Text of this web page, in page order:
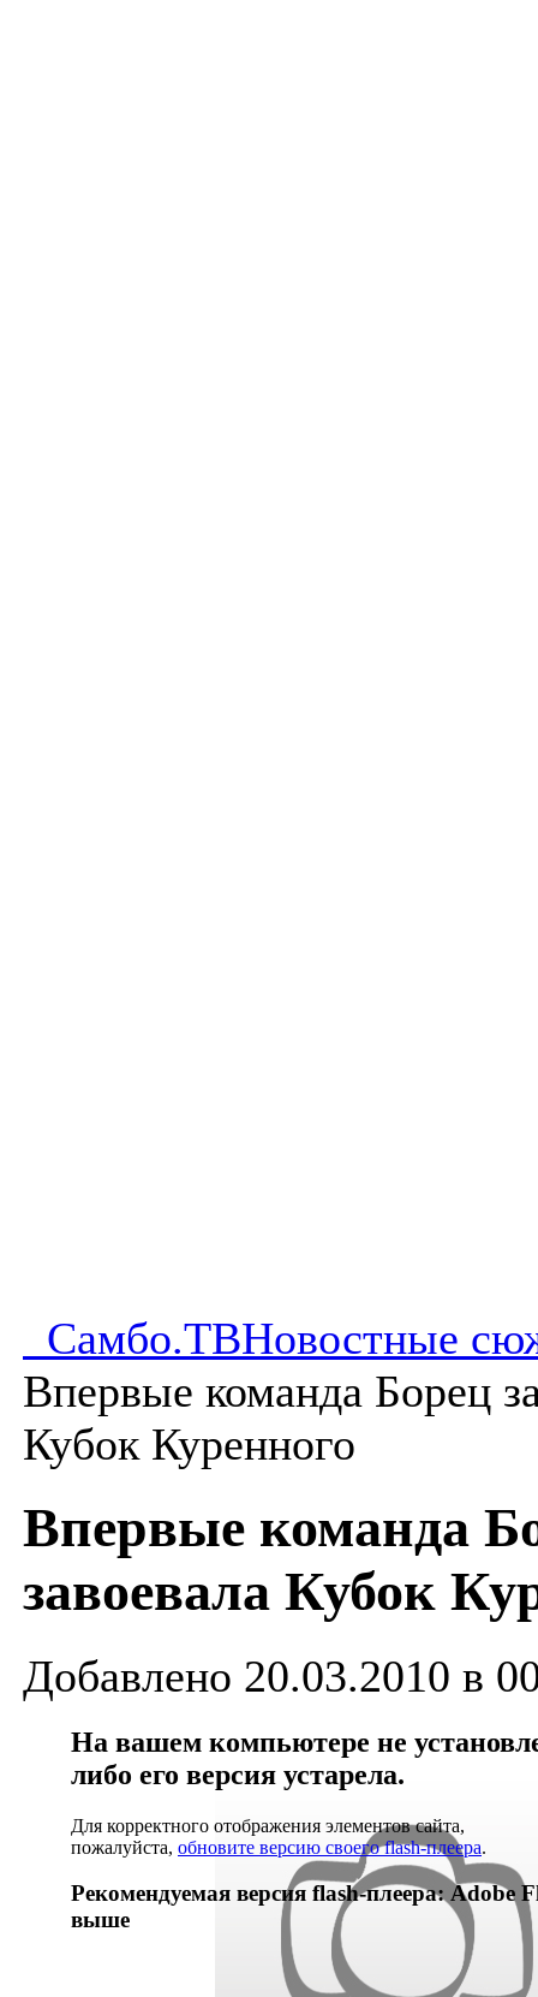
Самбо.ТВНовостные
Впервые команда Борец
Кубок Куренного
Впервые команда
завоевала Кубок
Добавлено 20.03.2010 в
На вашем компьютере не
либо его версия устарела.
Для корректного отображения элементов сайта,
пожалуйста, обновите версию своего flash-плеера.
Рекомендуемая версия flash-плеера: Adobe
выше